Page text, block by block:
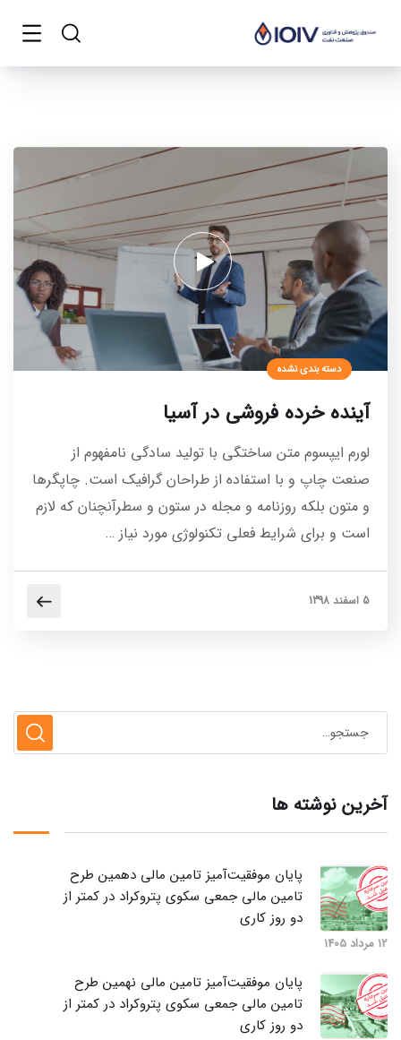
دسته بندی نشده
آینده خرده فروشی در آسیا
لورم ایپسوم متن ساختگی با تولید سادگی نامفهوم از
صنعت چاپ و با استفاده از طراحان گرافیک است. چاپگرها
و متون بلکه روزنامه و مجله در ستون و سطرآنچنان که لازم
است و برای شرایط فعلی تکنولوژی مورد نیاز …
5 اسفند 1398
آخرین نوشته ها
پایان موفقیت‌آمیز تامین مالی دهمین طرح
تامین مالی جمعی سکوی پتروکراد در کمتر از
دو روز کاری
12 مرداد 1405
پایان موفقیت‌آمیز تامین مالی نهمین طرح
تامین مالی جمعی سکوی پتروکراد در کمتر از
دو روز کاری